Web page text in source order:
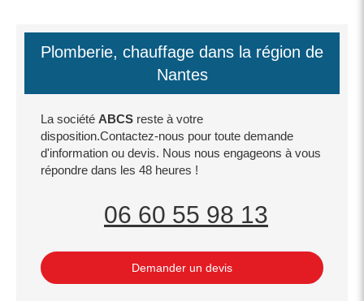
Plomberie, chauffage dans la région de
Nantes
La société ABCS reste à votre
disposition.Contactez-nous pour toute demande
d'information ou devis. Nous nous engageons à vous
répondre dans les 48 heures !
06 60 55 98 13
Demander un devis